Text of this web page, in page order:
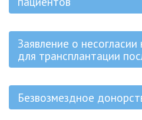
Заявление о
для трансплантации
Безвозмездное